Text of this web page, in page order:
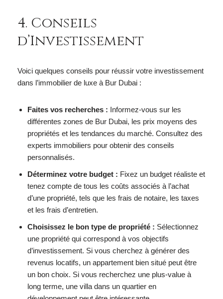
4. Conseils
d’Investissement
Voici quelques conseils pour réussir votre investissement
dans l’immobilier de luxe à Bur Dubai :
Faites vos recherches : Informez-vous sur les
différentes zones de Bur Dubai, les prix moyens des
propriétés et les tendances du marché. Consultez des
experts immobiliers pour obtenir des conseils
personnalisés.
Déterminez votre budget : Fixez un budget réaliste et
tenez compte de tous les coûts associés à l’achat
d’une propriété, tels que les frais de notaire, les taxes
et les frais d’entretien.
Choisissez le bon type de propriété : Sélectionnez
une propriété qui correspond à vos objectifs
d’investissement. Si vous cherchez à générer des
revenus locatifs, un appartement bien situé peut être
un bon choix. Si vous recherchez une plus-value à
long terme, une villa dans un quartier en